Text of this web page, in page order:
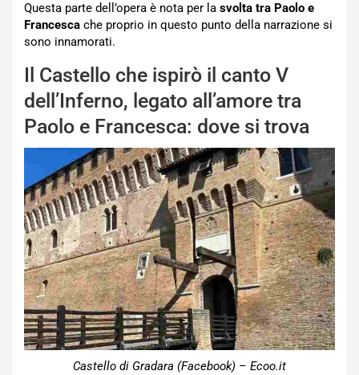
Questa parte dell’opera è nota per la svolta tra Paolo e
Francesca che proprio in questo punto della narrazione si
sono innamorati.
Il Castello che ispirò il canto V
dell’Inferno, legato all’amore tra
Paolo e Francesca: dove si trova
Castello di Gradara (Facebook) – Ecoo.it